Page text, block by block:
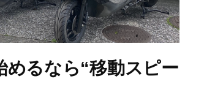
めるなら“移動スピー